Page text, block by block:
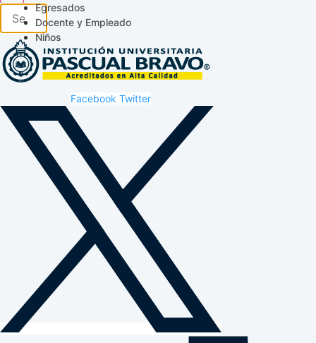
Egresados
Docente y Empleado
Niños
Facebook Twitter